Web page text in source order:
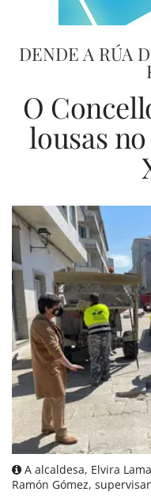
DENDE A RÚA
O
lousas
A alcaldesa, Elvira
Ramón Gómez,